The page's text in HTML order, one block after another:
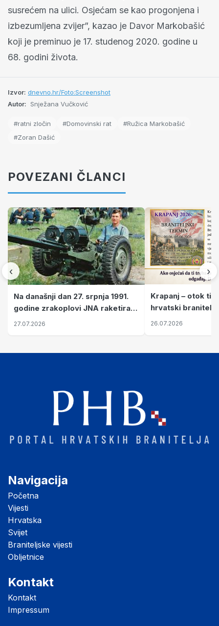
susrećem na ulici. Osjećam se kao progonjena i
izbezumljena zvijer”, kazao je Davor Markobašić
koji je preminuo je 17. studenog 2020. godine u
68. godini života.
Izvor: dnevno.hr/Foto:Screenshot
Autor: Snježana Vučković
#ratni zločin #Domovinski rat
#Ružica Markobašić
#Zoran Dašić
POVEZANI ČLANCI
‹
Na današnji dan 27. srpnja 1991.
godine zrakoplovi JNA raketirali
su vojarnu i obučni centar "Nikola
27.07.2026
Krapanj – otok
hrvatski branitelji
pronalaze mir
26.07.2026
›
Navigacija
Početna
Vijesti
Hrvatska
Svijet
Braniteljske vijesti
Obljetnice
Kontakt
Kontakt
Impressum